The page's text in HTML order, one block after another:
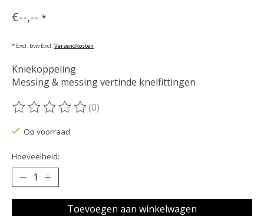
€--,-- *
* Excl. btw Excl. Verzendkosten
Kniekoppeling
Messing & messing vertinde knelfittingen
De beoordeling van dit product is
(0)
Op voorraad
Hoeveelheid:
Toevoegen aan winkelwagen